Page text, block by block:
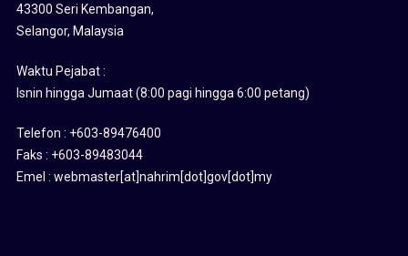
43300 Seri Kembangan,
Selangor, Malaysia
Waktu Pejabat :
Isnin hingga Jumaat (8:00 pagi hingga 6:00 petang)
Telefon : +603-89476400
Faks : +603-89483044
Emel : webmaster[at]nahrim[dot]gov[dot]my